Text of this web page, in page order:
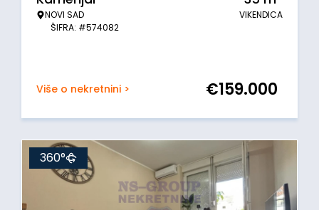
NOVI SAD
ŠIFRA: #574082
VIKENDICA
Više o nekretnini > €159.000
360°